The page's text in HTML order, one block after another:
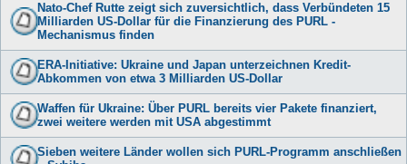
Nato-Chef Rutte zeigt sich zuversichtlich, dass Verbündeten 15
Milliarden US-Dollar für die Finanzierung des PURL -
Mechanismus finden
ERA-Initiative: Ukraine und Japan unterzeichnen Kredit-
Abkommen von etwa 3 Milliarden US-Dollar
Waffen für Ukraine: Über PURL bereits vier Pakete finanziert,
zwei weitere werden mit USA abgestimmt
Sieben weitere Länder wollen sich PURL-Programm anschließen